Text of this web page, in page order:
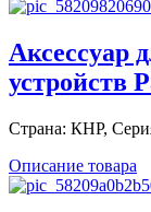
Аксессуар
устройств
Страна: КНР,
Описание товара